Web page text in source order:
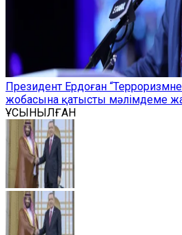
Президент Ердоған
жобасына қатысты мәлімдеме
ҰСЫНЫЛҒАН